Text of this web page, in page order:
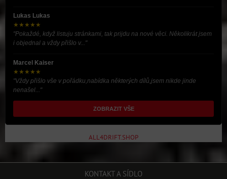
Lukas Lukas
★★★★★
"Pokaždé, když listuju stránkami, tak prijdu na nové věci. Několikrát jsem
i objednal a vždy přišlo v..."
Marcel Kaiser
★★★★★
"Vždy přišlo vše v pořádku,nabídka některých dílů,jsem nikde jinde
nenašel..."
ZOBRAZIT VŠE
ALL4DRIFT.SHOP
KONTAKT A SÍDLO